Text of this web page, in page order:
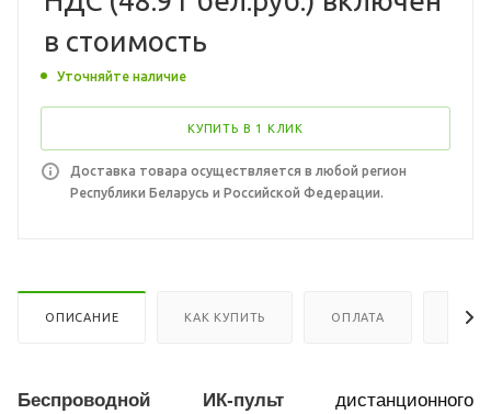
в стоимость
Уточняйте наличие
КУПИТЬ В 1 КЛИК
Доставка товара осуществляется в любой регион
Республики Беларусь и Российской Федерации.
ОПИСАНИЕ КАК КУПИТЬ ОПЛАТА
Беспроводной ИК-пультдистанционного